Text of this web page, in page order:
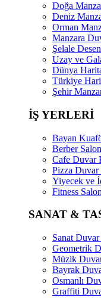
Doğa
Deniz
Orman
Manzara
Şelale
Uzay ve
Dünya
Türkiye
Şehir
İŞ YERLERİ
Bayan
Berber
Cafe Duvar
Pizza Duvar
Yiyecek ve
Fitness
SANAT &
Sanat Duvar
Geometrik
Müzik
Bayrak
Osmanlı
Graffiti